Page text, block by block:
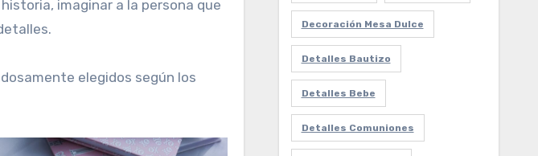
imaginar a la persona que
elegidos según los
Decoración Mesa Dulce
Detalles Bautizo
Detalles Bebe
Detalles Comuniones